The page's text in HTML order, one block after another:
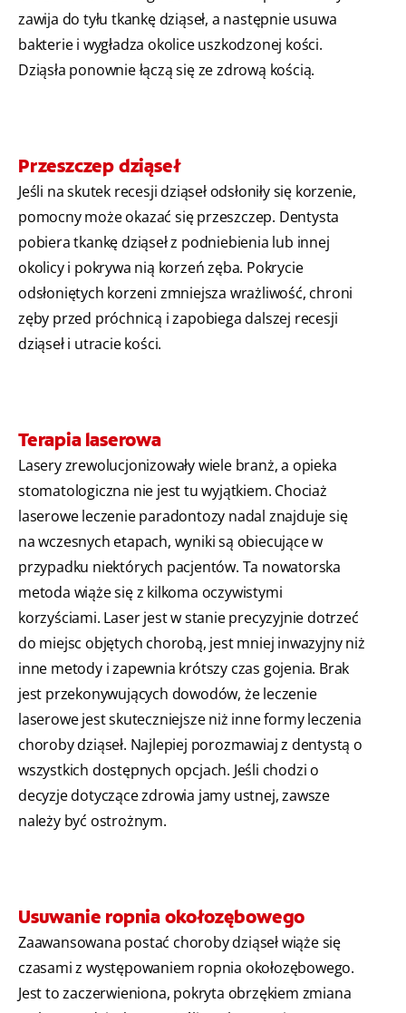
zawija do tyłu tkankę dziąseł, a następnie usuwa
bakterie i wygładza okolice uszkodzonej kości.
Dziąsła ponownie łączą się ze zdrową kością.
Przeszczep dziąseł
Jeśli na skutek recesji dziąseł odsłoniły się korzenie,
pomocny może okazać się przeszczep. Dentysta
pobiera tkankę dziąseł z podniebienia lub innej
okolicy i pokrywa nią korzeń zęba. Pokrycie
odsłoniętych korzeni zmniejsza wrażliwość, chroni
zęby przed próchnicą i zapobiega dalszej recesji
dziąseł i utracie kości.
Terapia laserowa
Lasery zrewolucjonizowały wiele branż, a opieka
stomatologiczna nie jest tu wyjątkiem. Chociaż
laserowe leczenie paradontozy nadal znajduje się
na wczesnych etapach, wyniki są obiecujące w
przypadku niektórych pacjentów. Ta nowatorska
metoda wiąże się z kilkoma oczywistymi
korzyściami. Laser jest w stanie precyzyjnie dotrzeć
do miejsc objętych chorobą, jest mniej inwazyjny niż
inne metody i zapewnia krótszy czas gojenia. Brak
jest przekonywujących dowodów, że leczenie
laserowe jest skuteczniejsze niż inne formy leczenia
choroby dziąseł. Najlepiej porozmawiaj z dentystą o
wszystkich dostępnych opcjach. Jeśli chodzi o
decyzje dotyczące zdrowia jamy ustnej, zawsze
należy być ostrożnym.
Usuwanie ropnia okołozębowego
Zaawansowana postać choroby dziąseł wiąże się
czasami z występowaniem ropnia okołozębowego.
Jest to zaczerwieniona, pokryta obrzękiem zmiana